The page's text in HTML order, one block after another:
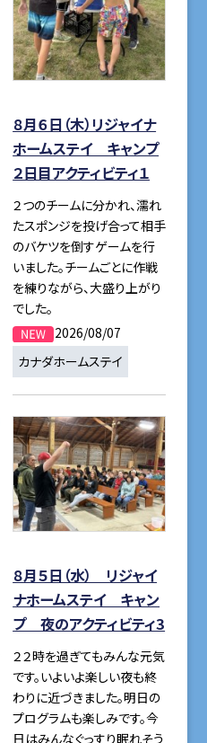
８月６日（木）リジャイナ
ホームステイ キャンプ
２日目アクティビティ１
２つのチームに分かれ、濡れ
たスポンジを投げ合って相手
のバケツを倒すゲームを行
いました。チームごとに作戦
を練りながら、大盛り上がり
でした。
2026/08/07
カナダホームステイ
８月５日（水） リジャイ
ナホームステイ キャン
プ 夜のアクティビティ3
２２時を過ぎてもみんな元気
です。いよいよ楽しい夜も終
わりに近づきました。明日の
プログラムも楽しみです。今
日はみんなぐっすり眠れそう